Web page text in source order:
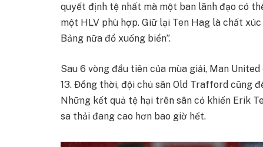
quyết định tệ nhất mà một ban lãnh đạo có
một HLV phù hợp. Giữ lại Ten Hag là chất
Bảng nữa đổ xuống biển”.
Sau 6 vòng đầu tiên của mùa giải, Man
13. Đồng thời, đội chủ sân Old Trafford cũng
Những kết quả tệ hại trên sân cỏ khiến Erik
sa thải đang cao hơn bao giờ hết.